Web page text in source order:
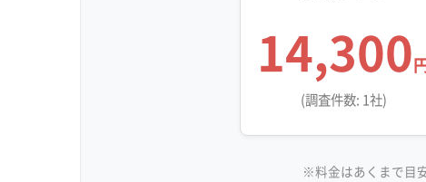
14,300
(調査件数: 1社)
※料金はあくまで目